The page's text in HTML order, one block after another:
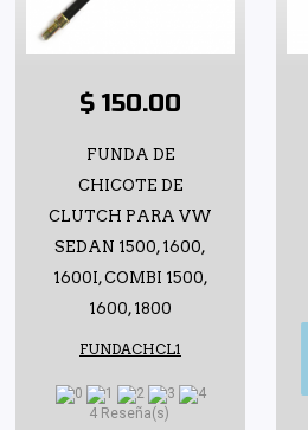
$ 150.00
FUNDA DE
CHICOTE DE
CLUTCH PARA VW
SEDAN 1500, 1600,
1600I, COMBI 1500,
1600, 1800
FUNDACHCL1
4 Reseña(s)